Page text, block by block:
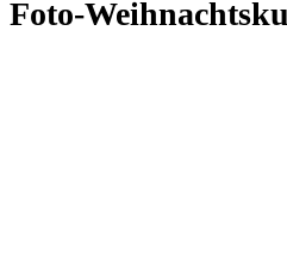
Foto-